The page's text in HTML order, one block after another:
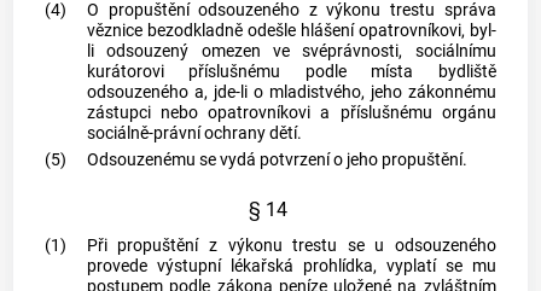
(4)
O propuštění odsouzeného z výkonu trestu správa
věznice bezodkladně odešle hlášení opatrovníkovi, byl-
li odsouzený omezen ve svéprávnosti, sociálnímu
kurátorovi příslušnému podle místa bydliště
odsouzeného a, jde-li o mladistvého, jeho zákonnému
zástupci nebo opatrovníkovi a příslušnému orgánu
sociálně-právní ochrany dětí.
(5)
Odsouzenému se vydá potvrzení o jeho propuštění.
§ 14
(1)
Při propuštění z výkonu trestu se u odsouzeného
provede výstupní lékařská prohlídka, vyplatí se mu
postupem podle zákona peníze uložené na zvláštním